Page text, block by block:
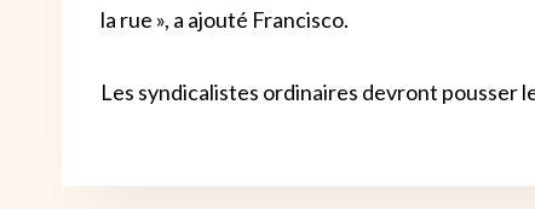
la rue », a ajouté Francisco.
Les syndicalistes ordinaires devront pousser